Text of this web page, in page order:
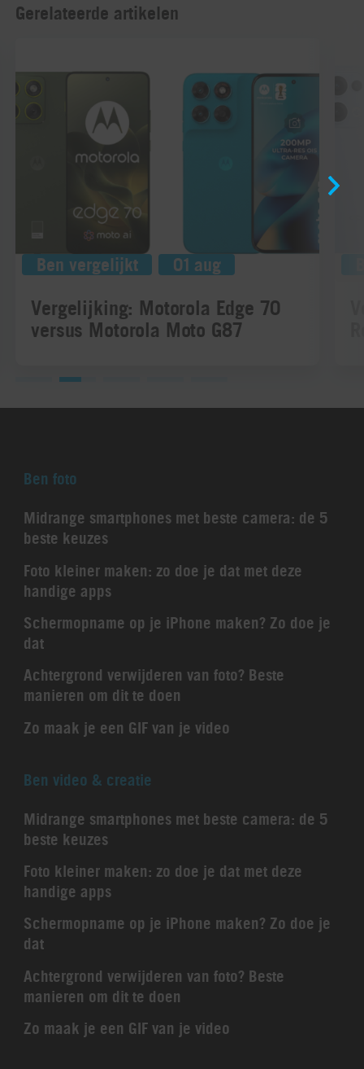
Gerelateerde artikelen
Ben vergelijkt 01 aug
Vergelijking: Motorola Edge 70
versus Motorola Moto G87
Ben foto
Midrange smartphones met beste camera: de 5
beste keuzes
Foto kleiner maken: zo doe je dat met deze
handige apps
Schermopname op je iPhone maken? Zo doe je
dat
Achtergrond verwijderen van foto? Beste
manieren om dit te doen
Zo maak je een GIF van je video
Ben video & creatie
Midrange smartphones met beste camera: de 5
beste keuzes
Foto kleiner maken: zo doe je dat met deze
handige apps
Schermopname op je iPhone maken? Zo doe je
dat
Achtergrond verwijderen van foto? Beste
manieren om dit te doen
Zo maak je een GIF van je video